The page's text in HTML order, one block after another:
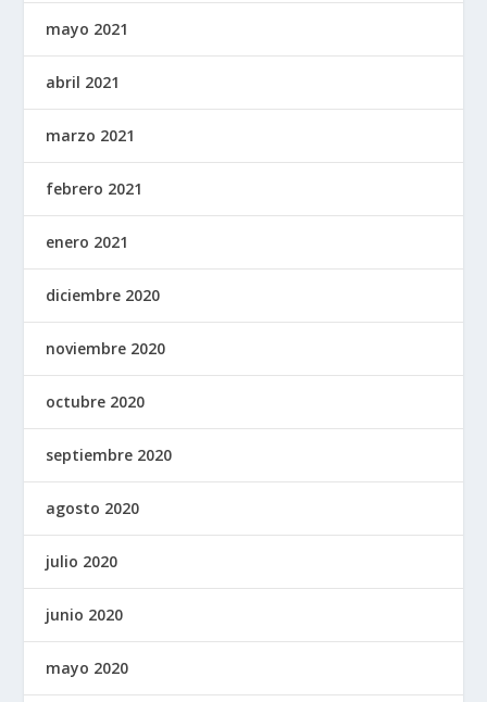
mayo 2021
abril 2021
marzo 2021
febrero 2021
enero 2021
diciembre 2020
noviembre 2020
octubre 2020
septiembre 2020
agosto 2020
julio 2020
junio 2020
mayo 2020